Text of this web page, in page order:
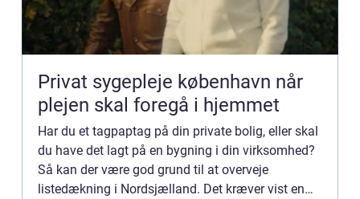
Privat sygepleje københavn når
plejen skal foregå i hjemmet
Har du et tagpaptag på din private bolig, eller skal
du have det lagt på en bygning i din virksomhed?
Så kan der være god grund til at overveje
listedækning i Nordsjælland. Det kræver vist en